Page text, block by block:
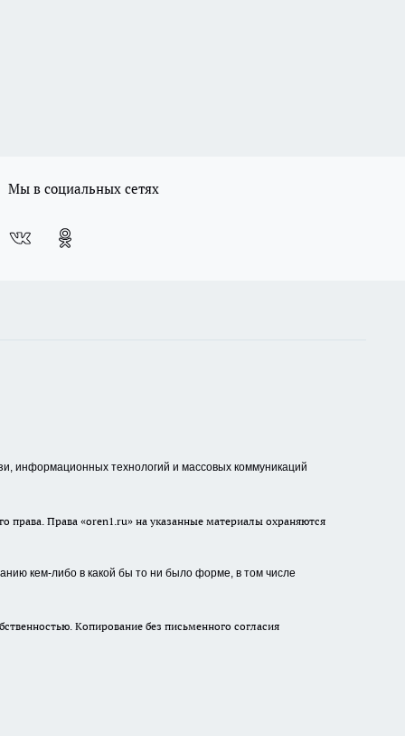
Мы в социальных сетях
информационных технологий и массовых коммуникаций
Права «oren1.ru» на указанные материалы охраняются
кем-либо в какой бы то ни было форме, в том числе
Копирование без письменного согласия